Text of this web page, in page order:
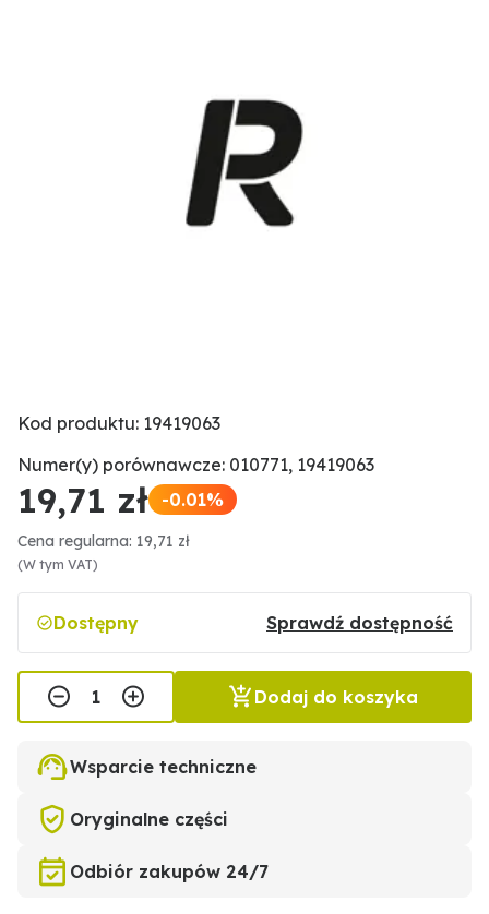
Kod produktu: 19419063
Numer(y) porównawcze: 010771, 19419063
19,71 zł -0.01%
Cena regularna: 19,71 zł
(W tym VAT)
Dostępny Sprawdź dostępność
Dodaj do koszyka
Wsparcie techniczne
Oryginalne części
Odbiór zakupów 24/7